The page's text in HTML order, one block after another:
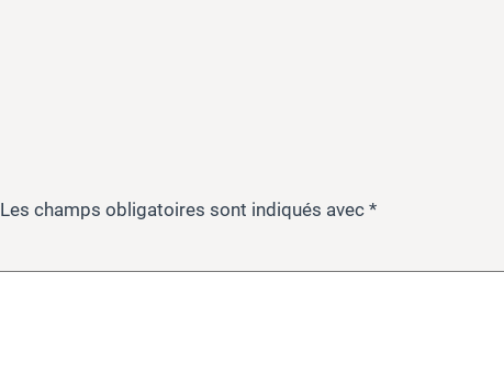
Les champs obligatoires sont indiqués avec *